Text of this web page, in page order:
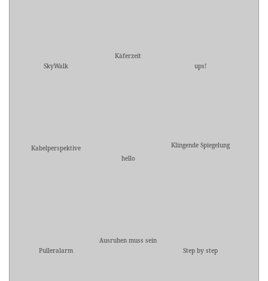
SkyWalk
Käferzeit
ups!
Kabelperspektive
hello
Klingende Spiegelung
Pulleralarm
Ausruhen muss sein
Step by step